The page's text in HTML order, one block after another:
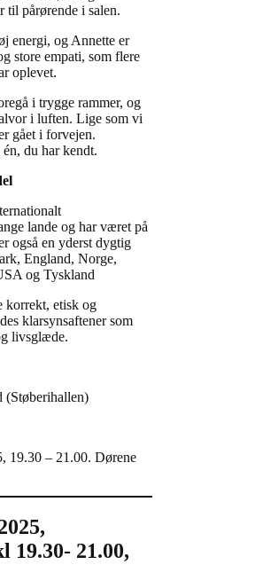
til pårørende i salen.
energi, og Annette er
store empati, som flere
oplevet.
i trygge rammer, og
i luften. Lige som vi
gået i forvejen.
du har kendt.
lande og har været på
også en yderst dygtig
England, Norge,
og Tyskland
korrekt, etisk og
klarsynsaftener som
livsglæde.
(Støberihallen)
19.30 – 21.00. Dørene
19.30- 21.00,